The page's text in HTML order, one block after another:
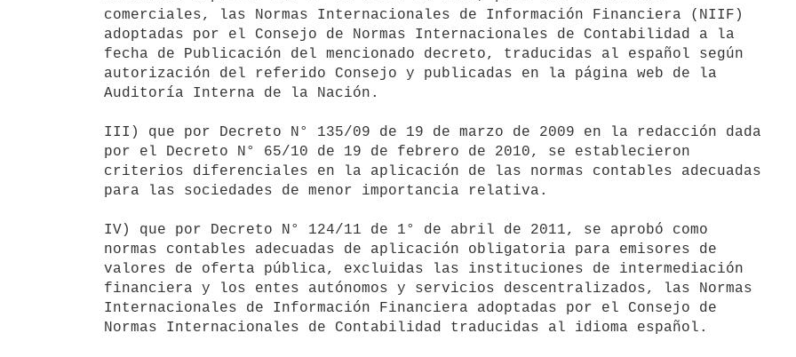
comerciales, las Normas Internacionales de Información Financiera (NIIF)
adoptadas por el Consejo de Normas Internacionales de Contabilidad a la
fecha de Publicación del mencionado decreto, traducidas al español según
autorización del referido Consejo y publicadas en la página web de la
Auditoría Interna de la Nación.
III) que por Decreto N° 135/09 de 19 de marzo de 2009 en la redacción dada
por el Decreto N° 65/10 de 19 de febrero de 2010, se establecieron
criterios diferenciales en la aplicación de las normas contables adecuadas
para las sociedades de menor importancia relativa.
IV) que por Decreto N° 124/11 de 1° de abril de 2011, se aprobó como
normas contables adecuadas de aplicación obligatoria para emisores de
valores de oferta pública, excluidas las instituciones de intermediación
financiera y los entes autónomos y servicios descentralizados, las Normas
Internacionales de Información Financiera adoptadas por el Consejo de
Normas Internacionales de Contabilidad traducidas al idioma español.